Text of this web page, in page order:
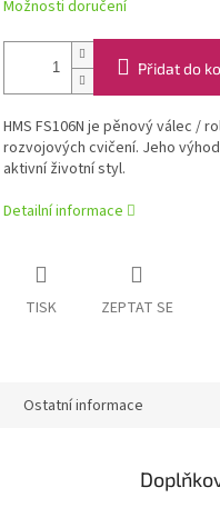
Možnosti doručení
Přidat do
HMS FS106N je pěnový válec /
rozvojových cvičení. Jeho
aktivní životní styl.
Detailní informace
TISK ZEPTAT SE
Ostatní informace